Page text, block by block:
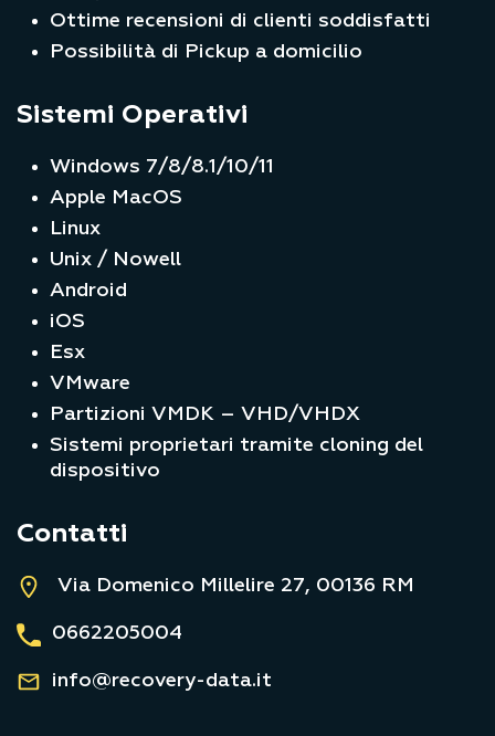
Ottime recensioni di clienti soddisfatti
Possibilità di Pickup a domicilio
Sistemi Operativi
Windows 7/8/8.1/10/11
Apple MacOS
Linux
Unix / Nowell
Android
iOS
Esx
VMware
Partizioni VMDK – VHD/VHDX
Sistemi proprietari tramite cloning del
dispositivo
Contatti
Via Domenico Millelire 27, 00136 RM
0662205004
info@recovery-data.it